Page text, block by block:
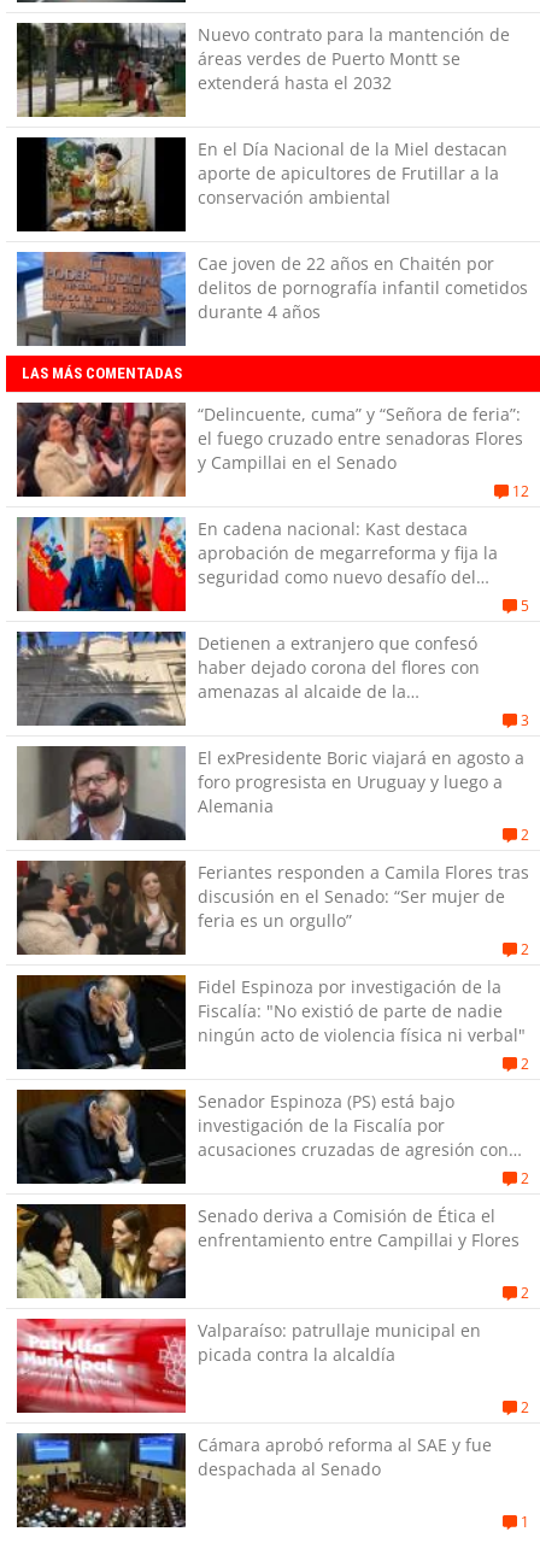
Nuevo contrato para la mantención de
áreas verdes de Puerto Montt se
extenderá hasta el 2032
En el Día Nacional de la Miel destacan
aporte de apicultores de Frutillar a la
conservación ambiental
Cae joven de 22 años en Chaitén por
delitos de pornografía infantil cometidos
durante 4 años
LAS MÁS COMENTADAS
“Delincuente, cuma” y “Señora de feria”:
el fuego cruzado entre senadoras Flores
y Campillai en el Senado
12
En cadena nacional: Kast destaca
aprobación de megarreforma y fija la
seguridad como nuevo desafío del
5
Detienen a extranjero que confesó
haber dejado corona del flores con
amenazas al alcaide de la
3
El exPresidente Boric viajará en agosto a
foro progresista en Uruguay y luego a
Alemania
2
Feriantes responden a Camila Flores tras
discusión en el Senado: “Ser mujer de
feria es un orgullo”
2
Fidel Espinoza por investigación de la
Fiscalía: "No existió de parte de nadie
ningún acto de violencia física ni verbal"
2
Senador Espinoza (PS) está bajo
investigación de la Fiscalía por
acusaciones cruzadas de agresión con
2
Senado deriva a Comisión de Ética el
enfrentamiento entre Campillai y Flores
2
Valparaíso: patrullaje municipal en
picada contra la alcaldía
2
Cámara aprobó reforma al SAE y fue
despachada al Senado
1